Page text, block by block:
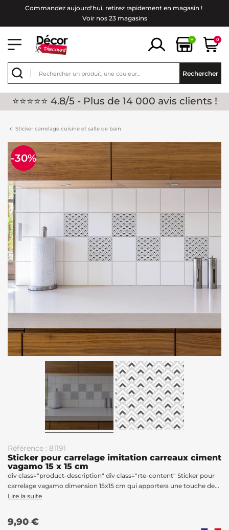
Commandez aujourd'hui, retirez rapidement en magasin !
Voir nos 23 magasins
+ 0
Rechercher
⭐⭐⭐⭐⭐ 4.8/5 - Plus de 14 000 avis clients !
Sticker carrelage cuisine et salle de bain
-30%
Référence : 81191
Sticker pour carrelage imitation carreaux ciment
vagamo 15 x 15 cm
div class="product-description" div class="rte-content" Sticker pour
carrelage vagamo dimension 15x15 cm qui apportera une touche de...
Lire la suite
9,90 €